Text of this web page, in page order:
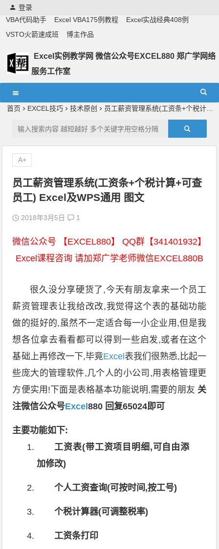
登录
VBA代码助手
Excel VBA175例教程
Excel实战经典408例
VSTO火箭速成班
博主作品
Excel实例教学网 微信公众号EXCEL880 郑广学网络
服务工作室
首页
EXCEL技巧 技术原创 员工薪资管理系统(工资条+个税计算+可查员工) Excel及WPS通用 图文
员工薪资管理系统(工资条+个税计算+可查
员工) Excel及WPS通用 图文
2018年3月5日 1
微信公众号 【EXCEL880】 QQ群【341401932】
Excel课程咨询 请加郑广学老师微信EXCEL880B
很久没分享硬货了,今天有朋友拿来一个员工
薪资管理表让我给改改,我觉得这个表的基础功能
做的挺好的,虽然不一定适合每一小企业用,但是我
想各位拿去看看都可以得到一些启发,或者在这个
基础上再修改一下,毕竟Excel 表我们很熟悉,比起一
些庞大的管理软件,几个人的小公司,用表格管理更
方便实用!下面是表格基本功能说明,需要的朋友 关
注微信公众号Excel880 回复65024即可
主要功能如下:
工资表(带工资项目明细,可自由添
加修改)
个人工资查询(可按时间,按工号)
个税计算器(可调整税率)
工资条打印
A+